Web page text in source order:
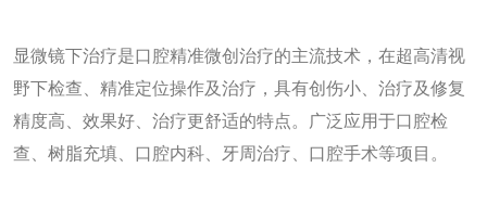
显微镜下治疗是口腔精准微创治疗的主流技术，在超高清视
野下检查、精准定位操作及治疗，具有创伤小、治疗及修复
精度高、效果好、治疗更舒适的特点。广泛应用于口腔检
查、树脂充填、口腔内科、牙周治疗、口腔手术等项目。